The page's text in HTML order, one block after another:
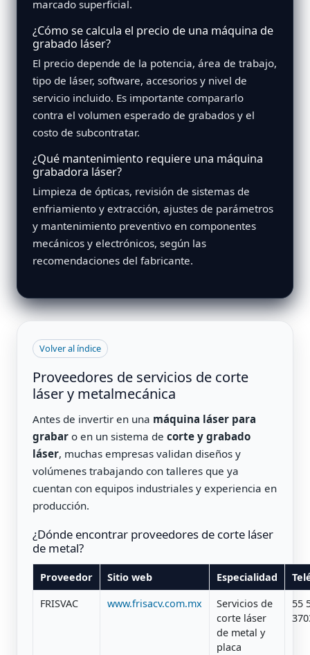
marcado superficial.
¿Cómo se calcula el precio de una máquina de
grabado láser?
El precio depende de la potencia, área de trabajo,
tipo de láser, software, accesorios y nivel de
servicio incluido. Es importante compararlo
contra el volumen esperado de grabados y el
costo de subcontratar.
¿Qué mantenimiento requiere una máquina
grabadora láser?
Limpieza de ópticas, revisión de sistemas de
enfriamiento y extracción, ajustes de parámetros
y mantenimiento preventivo en componentes
mecánicos y electrónicos, según las
recomendaciones del fabricante.
Volver al índice
Proveedores de servicios de corte
láser y metalmecánica
Antes de invertir en una máquina láser para
grabar o en un sistema decorte y grabado
láser, muchas empresas validan diseños y
volúmenes trabajando con talleres que ya
cuentan con equipos industriales y experiencia en
producción.
¿Dónde encontrar proveedores de corte láser
de metal?
Proveedor Sitio web Especialidad
FRISVAC
www.frisacv.com.mx
Servicios de
corte láser
de metal y
placa
55